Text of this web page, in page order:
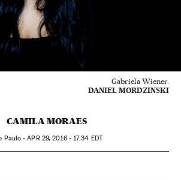
Gabriela Wiener.
DANIEL MORDZINSKI
CAMILA MORAES
Paulo -APR29, 2016 - 17:34 EDT
Facebook
en TwitterRedes Sociales